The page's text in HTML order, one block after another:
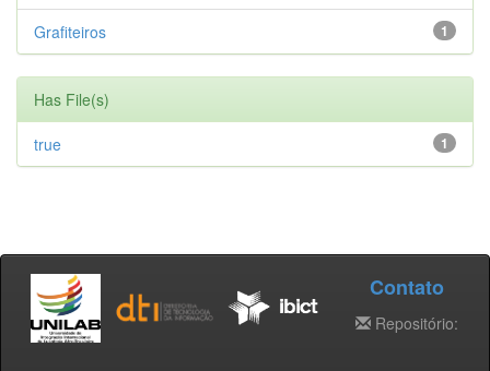
1
Grafiteiros
Has File(s)
1
true
Contato
Repositório: